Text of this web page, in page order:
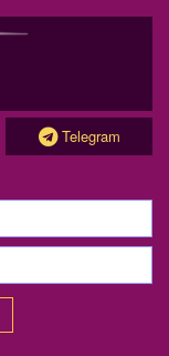
Telegram